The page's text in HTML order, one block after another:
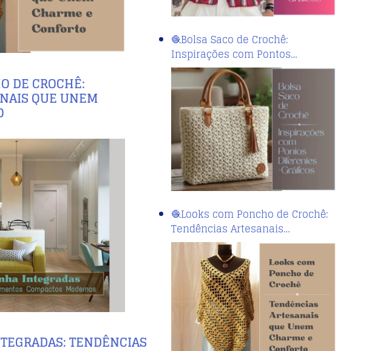
DE CROCHÊ:
QUE UNEM
TENDÊNCIAS
🧶Bolsa Saco de Crochê:
Inspirações com Pontos…
🧶Looks com Poncho de Crochê:
Tendências Artesanais…